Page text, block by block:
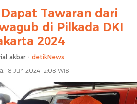
Dapat Tawaran dari
di Pilkada DKI
2024
akbar - detikNews
18 Jun 2024 12:08 WIB